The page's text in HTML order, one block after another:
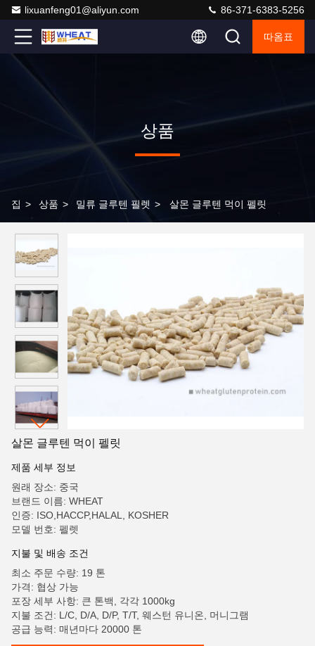
lixuanfeng01@aliyun.com 86-371-6383-5256
따옴표
상품
집 > 상품 > 밀류 글루텐 필렛 > 살몬 글루텐 먹이 펠릿
살몬 글루텐 먹이 펠릿
제품 세부 정보
원래 장소: 중국
브랜드 이름: WHEAT
인증: ISO,HACCP,HALAL, KOSHER
모델 번호: 펠렛
지불 및 배송 조건
최소 주문 수량: 19 톤
가격: 협상 가능
포장 세부 사항: 큰 톤백, 각각 1000kg
지불 조건: L/C, D/A, D/P, T/T, 웨스턴 유니온, 머니그램
공급 능력: 매년마다 20000 톤